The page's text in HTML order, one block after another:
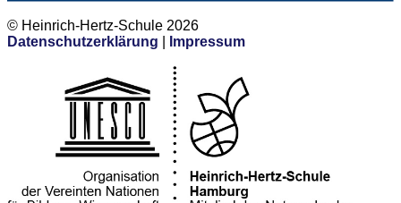
© Heinrich-Hertz-Schule 2026
Datenschutzerklärung
Impressum